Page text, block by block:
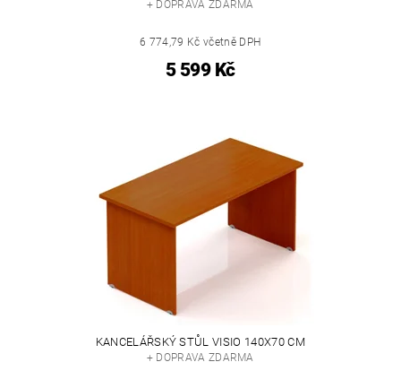
+ DOPRAVA ZDARMA
6 774,79 Kč včetně DPH
5 599 Kč
KANCELÁŘSKÝ STŮL VISIO 140X70 CM
+ DOPRAVA ZDARMA